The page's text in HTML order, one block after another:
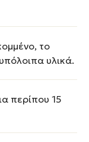
το
υλικά.
περίπου 15